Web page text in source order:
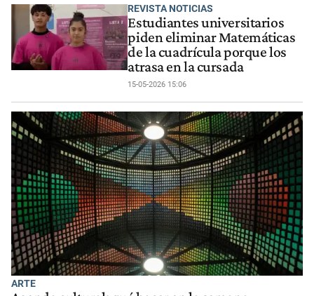
REVISTA NOTICIAS
Estudiantes universitarios
piden eliminar Matemáticas
de la cuadrícula porque los
atrasa en la cursada
15-05-2026 15:06
ARTE